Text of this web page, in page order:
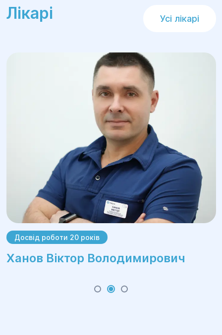
Лікарі Усі лікарі
Досвід роботи 20 років
Ханов Віктор Володимирович